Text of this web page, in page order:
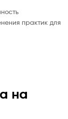
практик для
на